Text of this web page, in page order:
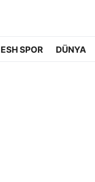
ESH SPOR DÜNYA